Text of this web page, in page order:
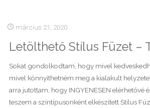
március 21, 2020
Letölthető Stílus Füzet –
Sokat gondolkodtam, hogy mivel
mivel könnyíthetném meg a kialakult
arra jutottam, hogy INGYENESEN elérhetővé
teszem a színtípusonként elkészített Stílus